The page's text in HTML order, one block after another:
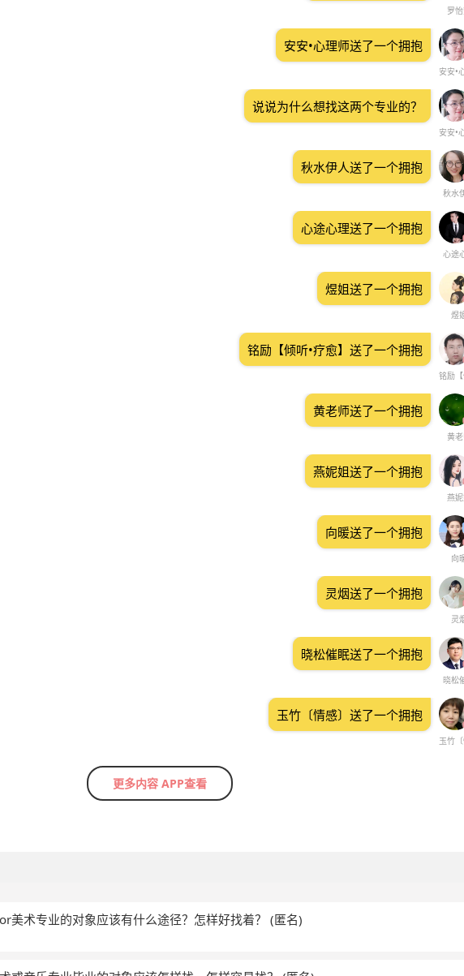
罗
安安•心理师送了一个拥抱
说说为什么想找这两个专业的？
秋水
秋水伊人送了一个拥抱
心途
心途心理送了一个拥抱
煜
煜姐送了一个拥抱
铭励【倾听•疗愈】送了一个拥抱
黄
黄老师送了一个拥抱
燕妮
燕妮姐送了一个拥抱
向
向暖送了一个拥抱
灵
灵烟送了一个拥抱
晓松
晓松催眠送了一个拥抱
玉竹〔情感〕送了一个拥抱
更多内容 APP查看
美术专业的对象应该有什么途径？怎样好找着？ (匿名)